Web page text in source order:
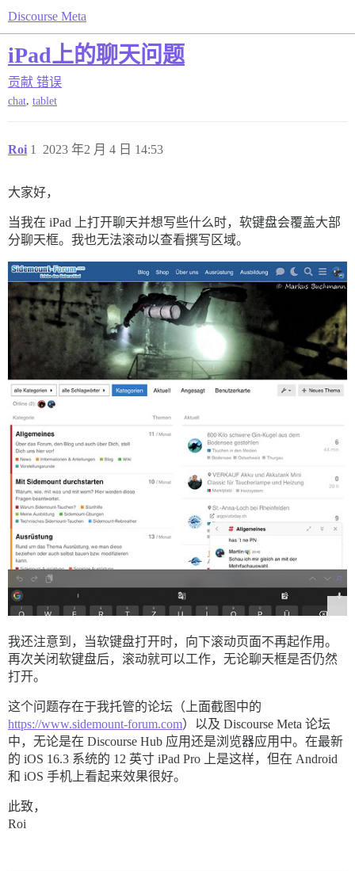
Discourse Meta
iPad上的聊天问题
贡献 错误
chat, tablet
Roi 2023 年2 月 4 日 14:53
1
大家好，
当我在 iPad 上打开聊天并想写些什么时，软键盘会覆盖大部
分聊天框。我也无法滚动以查看撰写区域。
我还注意到，当软键盘打开时，向下滚动页面不再起作用。
再次关闭软键盘后，滚动就可以工作，无论聊天框是否仍然
打开。
这个问题存在于我托管的论坛（上面截图中的
https://www.sidemount-forum.com）以及 Discourse Meta 论坛
中，无论是在 Discourse Hub 应用还是浏览器应用中。在最新
的 iOS 16.3 系统的 12 英寸 iPad Pro 上是这样，但在 Android
和 iOS 手机上看起来效果很好。
此致，
Roi